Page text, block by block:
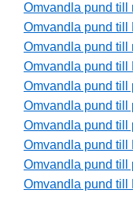
Omvandla pund till
Omvandla pund till
Omvandla pund till
Omvandla pund till
Omvandla pund till
Omvandla pund till
Omvandla pund till
Omvandla pund till
Omvandla pund till
Omvandla pund till